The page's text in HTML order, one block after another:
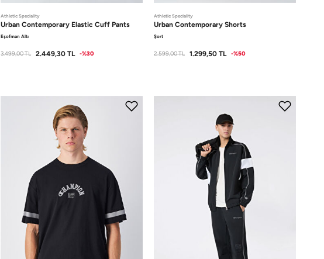
Athletic Speciality
Urban Contemporary Elastic Cuff Pants
Eşofman Altı
3.499,00TL 2.449,30 TL -%30
Athletic Speciality
Urban Contemporary Shorts
Şort
2.599,00TL 1.299,50 TL -%50